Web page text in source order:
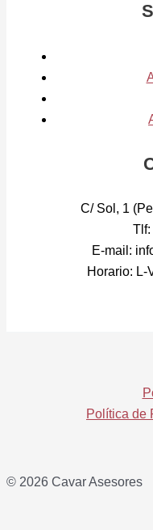
C/ Sol, 1
Tlf:
E-mail:
Horario: L-
Política de
© 2026 Cavar Asesores